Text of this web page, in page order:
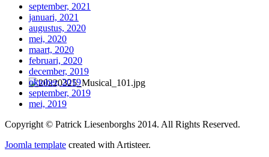
september, 2021
januari, 2021
augustus, 2020
mei, 2020
maart, 2020
februari, 2020
december, 2019
oktober, 2019
september, 2019
mei, 2019
Copyright © Patrick Liesenborghs 2014. All Rights Reserved.
Joomla template created with Artisteer.